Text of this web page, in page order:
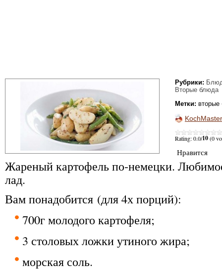
Рубрики:
Вторые блюда
Метки: вторые
KochMaster
Rating: 0.0/10(0
Нравится
Жареный картофель по-немецки.
лад.
Вам понадобится (для 4х порций):
700г молодого картофеля;
3 столовых ложки утиного жира;
морская соль.